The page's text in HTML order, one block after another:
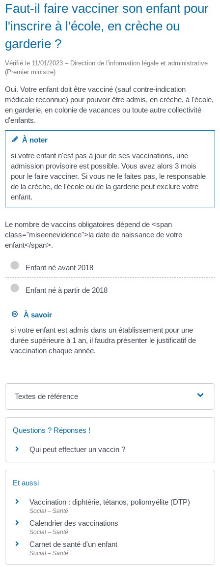
Faut-il faire vacciner son enfant pour
l'inscrire à l'école, en crèche ou
garderie ?
Vérifié le 11/01/2023 – Direction de l'information légale et administrative
(Premier ministre)
Oui. Votre enfant doit être vacciné (sauf contre-indication
médicale reconnue) pour pouvoir être admis, en crèche, à l'école,
en garderie, en colonie de vacances ou toute autre collectivité
d'enfants.
À noter
si votre enfant n'est pas à jour de ses vaccinations, une
admission provisoire est possible. Vous avez alors 3 mois
pour le faire vacciner. Si vous ne le faites pas, le responsable
de la crèche, de l'école ou de la garderie peut exclure votre
enfant.
Le nombre de vaccins obligatoires dépend de <span
class="miseenevidence">la date de naissance de votre
enfant</span>.
Enfant né avant 2018
Enfant né à partir de 2018
À savoir
si votre enfant est admis dans un établissement pour une
durée supérieure à 1 an, il faudra présenter le justificatif de
vaccination chaque année.
Textes de référence
Questions ? Réponses !
Qui peut effectuer un vaccin ?
Et aussi
Vaccination : diphtérie, tétanos, poliomyélite (DTP)
Social – Santé
Calendrier des vaccinations
Social – Santé
Carnet de santé d'un enfant
Social – Santé